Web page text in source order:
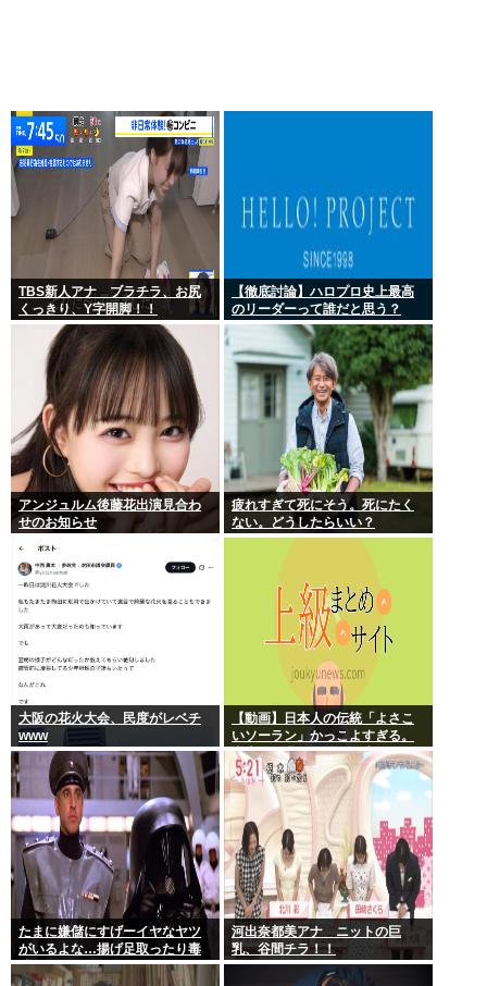
TBS新人アナ ブラチラ、お尻
くっきり、Y字開脚！！
【徹底討論】ハロプロ史上最高
のリーダーって誰だと思う？
アンジュルム後藤花出演見合わ
せのお知らせ
疲れすぎて死にそう。死にたく
ない。どうしたらいい？
大阪の花火大会、民度がレベチ
www
【動画】日本人の伝統「よさこ
いソーラン」かっこよすぎる。
古来から我々のDNAに刻まれた
踊り
たまに嫌儲にすげーイヤなヤツ
がいるよな…揚げ足取ったり毒
吐いたり…
河出奈都美アナ ニットの巨
乳、谷間チラ！！